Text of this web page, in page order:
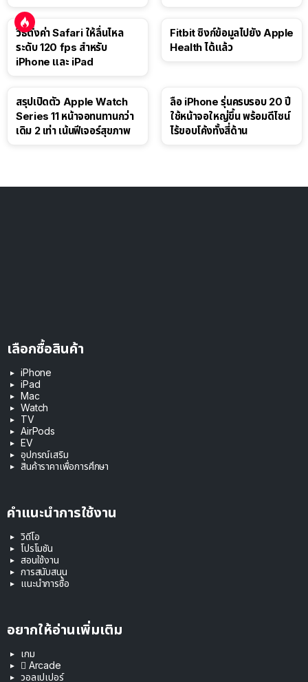
วิธีตั้งค่า Safari ให้ลื่นไหล
ระดับ 120 fps สำหรับ
iPhone และ iPad
Fitbit ซิงก์ข้อมูลไปยัง Apple
Health ได้แล้ว
สรุปเปิดตัว Apple Watch
Series 11 หน้าจอทนทานกว่า
เดิม 2 เท่า เน้นฟีเจอร์สุขภาพ
ลือ iPhone รุ่นครบรอบ 20 ปี
ใช้หน้าจอใหญ่ขึ้น พร้อมดีไซน์
ไร้ขอบโค้งทั้งสี่ด้าน
เลือกซื้อสินค้า
iPhone
iPad
Mac
Watch
TV
AirPods
EV
อุปกรณ์เสริม
สินค้าราคาเพื่อการศึกษา
คำแนะนำการใช้งาน
วิดีโอ
โปรโมชัน
สอนใช้งาน
การสนับสนุน
แนะนำการซื้อ
อยากให้อ่านเพิ่มเติม
เกม
 Arcade
วอลเปเปอร์